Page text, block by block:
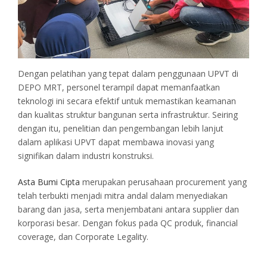
Dengan pelatihan yang tepat dalam penggunaan UPVT di
DEPO MRT, personel terampil dapat memanfaatkan
teknologi ini secara efektif untuk memastikan keamanan
dan kualitas struktur bangunan serta infrastruktur. Seiring
dengan itu, penelitian dan pengembangan lebih lanjut
dalam aplikasi UPVT dapat membawa inovasi yang
signifikan dalam industri konstruksi.
Asta Bumi Cipta merupakan perusahaan procurement yang
telah terbukti menjadi mitra andal dalam menyediakan
barang dan jasa, serta menjembatani antara supplier dan
korporasi besar. Dengan fokus pada QC produk, financial
coverage, dan Corporate Legality.